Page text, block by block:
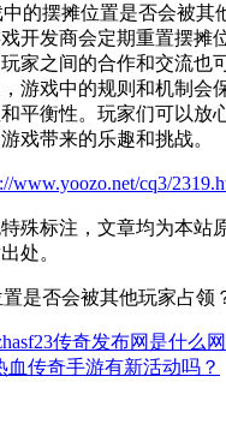
摆摊位置是否会被其
开发商会定期重置摆摊
家之间的合作和交流也
游戏中的规则和机制会
平衡性。玩家们可以放
戏带来的乐趣和挑战。
www.yoozo.net/cq3/
殊标注，文章均为本站
处。
是否会被其他玩家占领
传奇发布网是什么
血传奇手游有新活动吗？